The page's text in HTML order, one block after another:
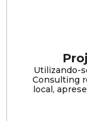
Utilizando-
Consulting
local,